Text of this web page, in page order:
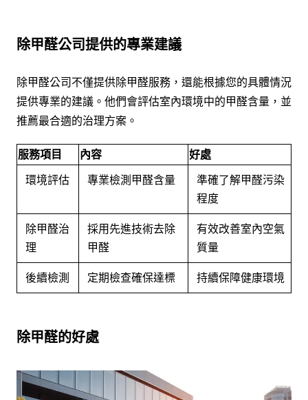
除甲醛公司提供的專業建議
除甲醛公司不僅提供除甲醛服務，還能根據您的具體情況
提供專業的建議。他們會評估室內環境中的甲醛含量，並
推薦最合適的治理方案。
服務項目 內容
好處
環境評估
專業檢測甲醛含量
準確了解甲醛污染
程度
除甲醛治
理
採用先進技術去除
甲醛
有效改善室內空氣
質量
後續檢測
定期檢查確保達標 持續保障健康環境
除甲醛的好處